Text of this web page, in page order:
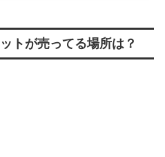
トが売ってる場所は？